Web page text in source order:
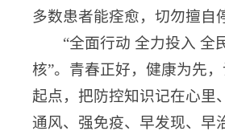
多数患者能痊愈，切勿擅自
“全面行动 全力投入 全
核”。青春正好，健康为先，
起点，把防控知识记在心里
通风、强免疫、早发现、早